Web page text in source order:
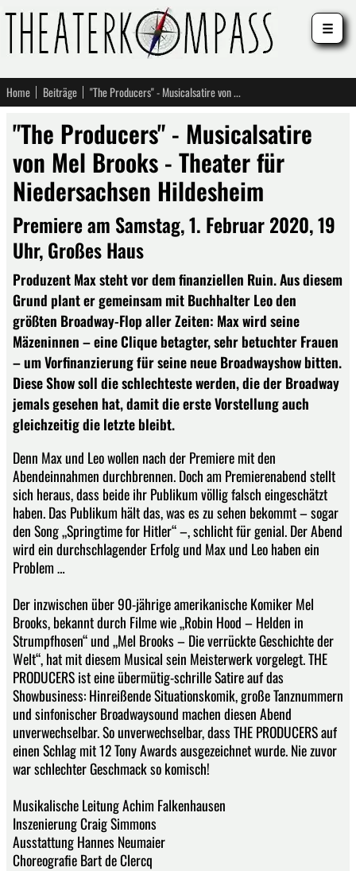
Home Beiträge "The Producers" - Musicalsatire von Mel Brooks - Theater für Niedersachsen Hildesheim
"The Producers" - Musicalsatire
von Mel Brooks - Theater für
Niedersachsen Hildesheim
Premiere am Samstag, 1. Februar 2020, 19
Uhr, Großes Haus
Produzent Max steht vor dem finanziellen Ruin. Aus diesem
Grund plant er gemeinsam mit Buchhalter Leo den
größten Broadway-Flop aller Zeiten: Max wird seine
Mäzeninnen – eine Clique betagter, sehr betuchter Frauen
– um Vorfinanzierung für seine neue Broadwayshow bitten.
Diese Show soll die schlechteste werden, die der Broadway
jemals gesehen hat, damit die erste Vorstellung auch
gleichzeitig die letzte bleibt.
Denn Max und Leo wollen nach der Premiere mit den
Abendeinnahmen durchbrennen. Doch am Premierenabend stellt
sich heraus, dass beide ihr Publikum völlig falsch eingeschätzt
haben. Das Publikum hält das, was es zu sehen bekommt – sogar
den Song „Springtime for Hitler“ –, schlicht für genial. Der Abend
wird ein durchschlagender Erfolg und Max und Leo haben ein
Problem …
Der inzwischen über 90-jährige amerikanische Komiker Mel
Brooks, bekannt durch Filme wie „Robin Hood – Helden in
Strumpfhosen“ und „Mel Brooks – Die verrückte Geschichte der
Welt“, hat mit diesem Musical sein Meisterwerk vorgelegt. THE
PRODUCERS ist eine übermütig-schrille Satire auf das
Showbusiness: Hinreißende Situationskomik, große Tanznummern
und sinfonischer Broadwaysound machen diesen Abend
unverwechselbar. So unverwechselbar, dass THE PRODUCERS auf
einen Schlag mit 12 Tony Awards ausgezeichnet wurde. Nie zuvor
war schlechter Geschmack so komisch!
Musikalische Leitung Achim Falkenhausen
Inszenierung Craig Simmons
Ausstattung Hannes Neumaier
Choreografie Bart de Clercq
☰